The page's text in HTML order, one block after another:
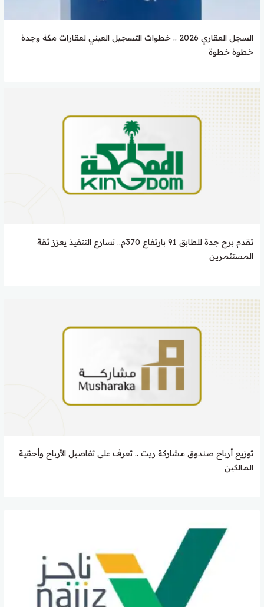
السجل العقاري 2026 .. خطوات التسجيل العيني لعقارات مكة وجدة
خطوة خطوة
تقدم برج جدة للطابق 91 بارتفاع 370م.. تسارع التنفيذ يعزز ثقة
المستثمرين
توزيع أرباح صندوق مشاركة ريت .. تعرف على تفاصيل الأرباح وأحقية
المالكين